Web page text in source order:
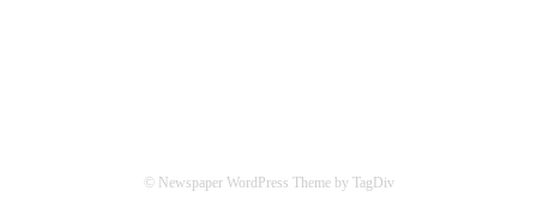
© Newspaper WordPress Theme by TagDiv